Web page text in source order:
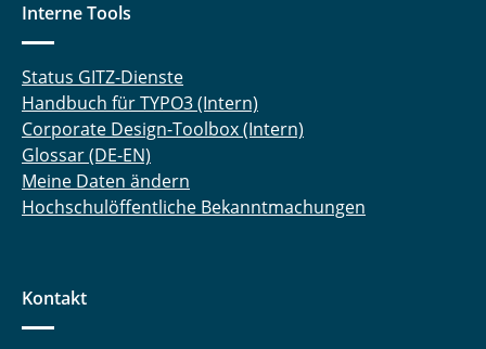
Interne Tools
Status GITZ-Dienste
Handbuch für TYPO3 (Intern)
Corporate Design-Toolbox (Intern)
Glossar (DE-EN)
Meine Daten ändern
Hochschulöffentliche Bekanntmachungen
Kontakt